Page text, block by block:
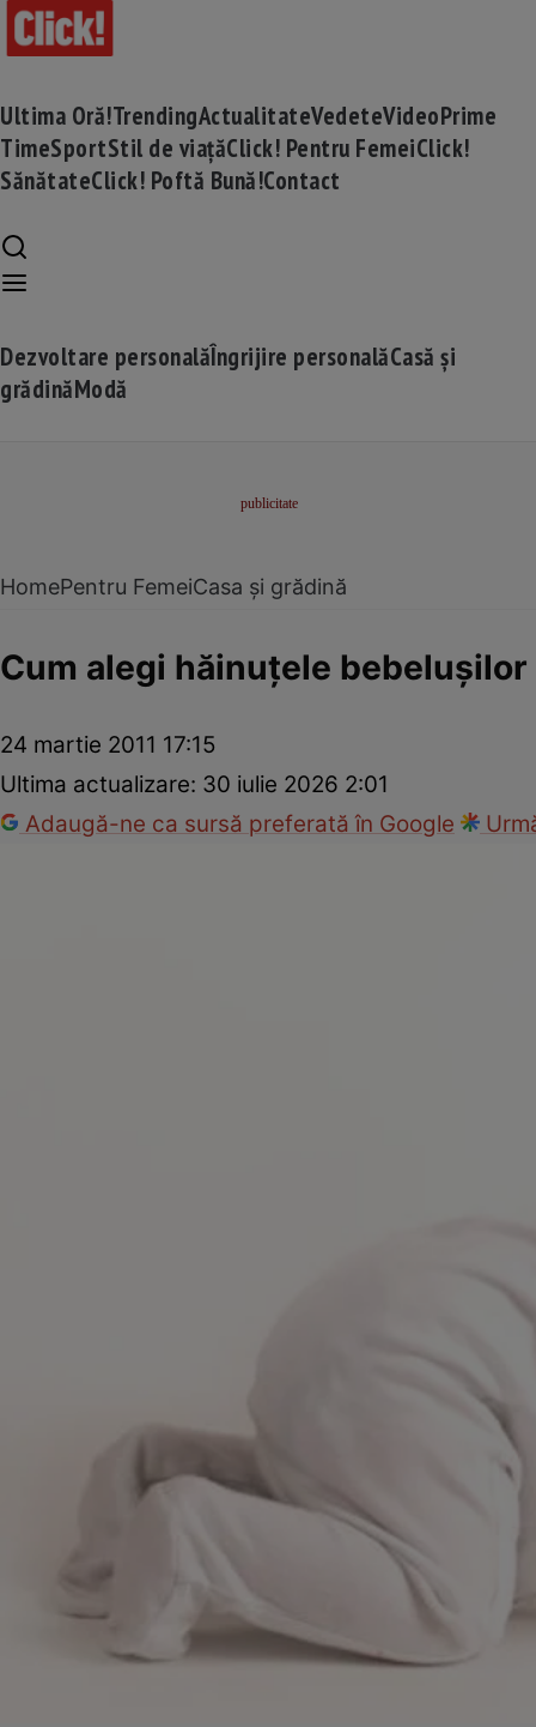
Ultima Oră!TrendingActualitateVedeteVideoPrime
TimeSportStil de viațăClick! Pentru FemeiClick!
SănătateClick! Poftă Bună!Contact
Dezvoltare personalăÎngrijire personalăCasă și
grădinăModă
HomePentru FemeiCasa și grădină
Cum alegi hăinuţele bebeluşilor
24 martie 2011 17:15
Ultima actualizare: 30 iulie 2026 2:01
Adaugă-ne ca sursă preferată în Google